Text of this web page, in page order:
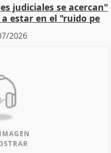
judiciales se acercan"
estar en el "ruido pe
2026